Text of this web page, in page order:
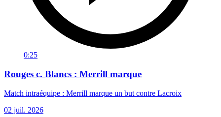
0:25
Rouges c. Blancs : Merrill marque
Match intraéquipe : Merrill marque un but contre Lacroix
02 juil. 2026